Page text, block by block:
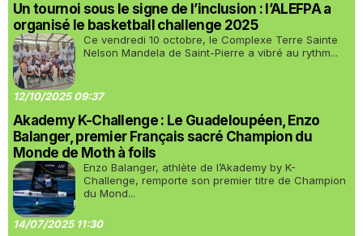
Un tournoi sous le signe de l’inclusion : l’ALEFPA a
organisé le basketball challenge 2025
Ce vendredi 10 octobre, le Complexe Terre Sainte
Nelson Mandela de Saint-Pierre a vibré au rythm...
12/10/2025 09:37
Akademy K-Challenge : Le Guadeloupéen, Enzo
Balanger, premier Français sacré Champion du
Monde de Moth à foils
Enzo Balanger, athlète de l’Akademy by K-
Challenge, remporte son premier titre de Champion
du Mond...
14/07/2025 11:30